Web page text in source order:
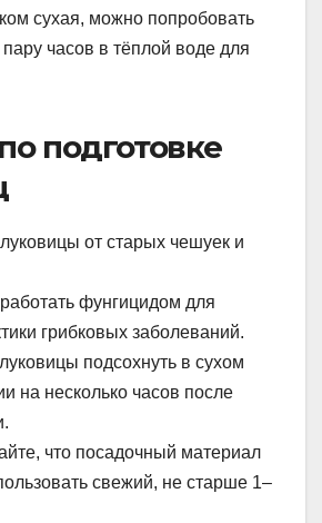
сухая, можно попробовать
часов в тёплой воде для
подготовке
от старых чешуек и
фунгицидом для
грибковых заболеваний.
подсохнуть в сухом
на несколько часов после
что посадочный материал
свежий, не старше 1–